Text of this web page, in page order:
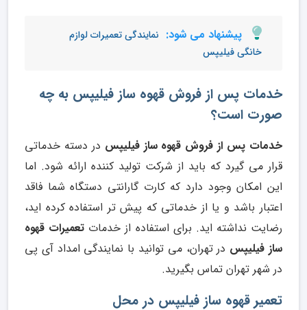
پیشنهاد می شود: نمایندگی تعمیرات لوازم
خانگی فیلیپس
خدمات پس از فروش قهوه ساز فیلیپس به چه
صورت است؟
خدمات پس از فروش قهوه ساز فیلیپس در دسته خدماتی
قرار می گیرد که باید از شرکت تولید کننده ارائه شود. اما
این امکان وجود دارد که کارت گارانتی دستگاه شما فاقد
اعتبار باشد و یا از خدماتی که پیش تر استفاده کرده اید،
رضایت نداشته اید. برای استفاده از خدمات تعمیرات قهوه
ساز فیلیپس در تهران، می توانید با نمایندگی امداد آی پی
در شهر تهران تماس بگیرید.
تعمیر قهوه ساز فیلیپس در محل